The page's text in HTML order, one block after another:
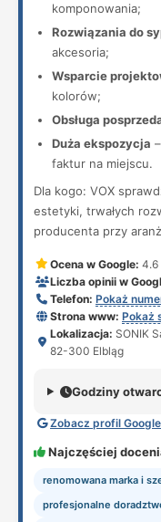
komponowania;
Rozwiązania do
akcesoria;
Wsparcie
kolorów;
Obsługa
Duża ekspozycja
faktur na miejscu.
Dla kogo: VOX
estetyki, trwałych
producenta przy
Ocena w Google: 4.6
Liczba opinii w
Telefon: Pokaż
Strona www: Pokaż
Lokalizacja: SONIK
82-300 Elbląg
Godziny
Zobacz profil
Najczęściej
renomowana marka i
profesjonalne